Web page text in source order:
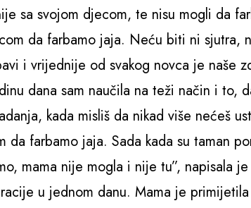
sa svojom djecom, te nisu mogli da
da farbamo jaja. Neću biti ni
i vrijednije od svakog novca je naše
dana sam naučila na teži način i to,
kada misliš da nikad više nećeš
da farbamo jaja. Sada kada su taman
mama nije mogla i nije tu”, napisala
u jednom danu. Mama je